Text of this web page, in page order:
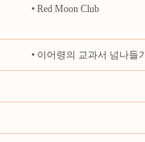
• Red Moon Club
• 이어령의 교과서 넘나들기